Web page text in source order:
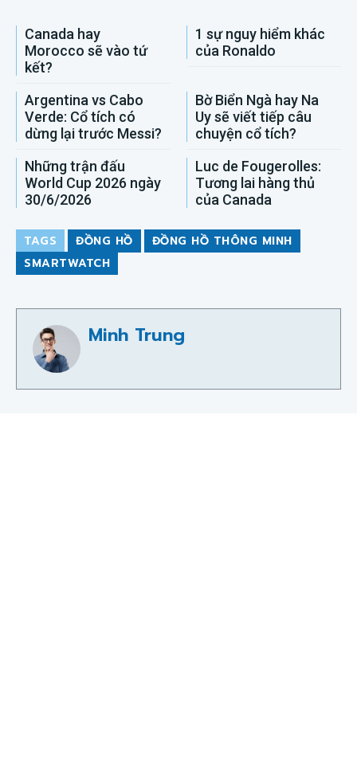
Canada hay
Morocco sẽ vào tứ
kết?
1 sự nguy hiểm khác
của Ronaldo
Argentina vs Cabo
Verde: Cổ tích có
dừng lại trước Messi?
Bờ Biển Ngà hay Na
Uy sẽ viết tiếp câu
chuyện cổ tích?
Những trận đấu
World Cup 2026 ngày
30/6/2026
Luc de Fougerolles:
Tương lai hàng thủ
của Canada
TAGS ĐỒNG HỒ
ĐỒNG HỒ THÔNG MINH
SMARTWATCH
Minh Trung